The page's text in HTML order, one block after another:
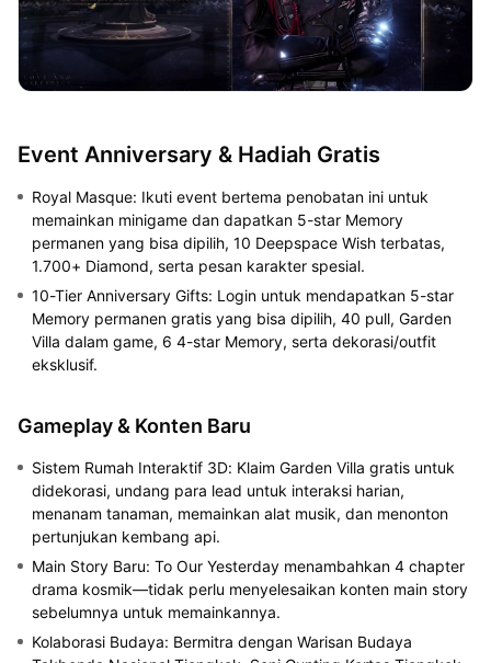
Event Anniversary & Hadiah Gratis
Royal Masque: Ikuti event bertema penobatan ini untuk
memainkan minigame dan dapatkan 5-star Memory
permanen yang bisa dipilih, 10 Deepspace Wish terbatas,
1.700+ Diamond, serta pesan karakter spesial.
10-Tier Anniversary Gifts: Login untuk mendapatkan 5-star
Memory permanen gratis yang bisa dipilih, 40 pull, Garden
Villa dalam game, 6 4-star Memory, serta dekorasi/outfit
eksklusif.
Gameplay & Konten Baru
Sistem Rumah Interaktif 3D: Klaim Garden Villa gratis untuk
didekorasi, undang para lead untuk interaksi harian,
menanam tanaman, memainkan alat musik, dan menonton
pertunjukan kembang api.
Main Story Baru: To Our Yesterday menambahkan 4 chapter
drama kosmik—tidak perlu menyelesaikan konten main story
sebelumnya untuk memainkannya.
Kolaborasi Budaya: Bermitra dengan Warisan Budaya